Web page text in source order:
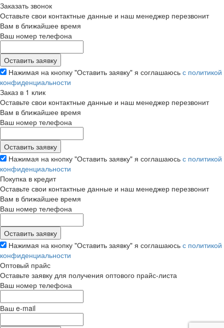
Заказать звонок
Оставьте свои контактные данные и наш менеджер перезвонит
Вам в ближайшее время
Ваш номер телефона
Нажимая на кнопку "Оставить заявку" я соглашаюсь с политикой
конфиденциальности
Заказ в 1 клик
Оставьте свои контактные данные и наш менеджер перезвонит
Вам в ближайшее время
Ваш номер телефона
Нажимая на кнопку "Оставить заявку" я соглашаюсь с политикой
конфиденциальности
Покупка в кредит
Оставьте свои контактные данные и наш менеджер перезвонит
Вам в ближайшее время
Ваш номер телефона
Нажимая на кнопку "Оставить заявку" я соглашаюсь с политикой
конфиденциальности
Оптовый прайс
Оставьте заявку для получения оптового прайс-листа
Ваш номер телефона
Ваш e-mail